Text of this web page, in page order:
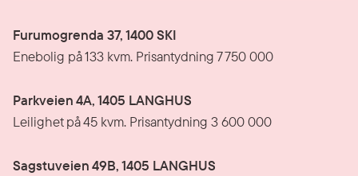
Furumogrenda 37, 1400 SKI
Enebolig på 133 kvm. Prisantydning 7 750 000
Parkveien 4A, 1405 LANGHUS
Leilighet på 45 kvm. Prisantydning 3 600 000
Sagstuveien 49B, 1405 LANGHUS